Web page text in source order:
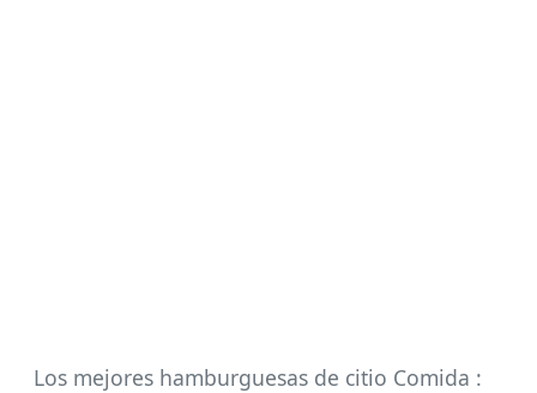
Los mejores hamburguesas de citio Comida :